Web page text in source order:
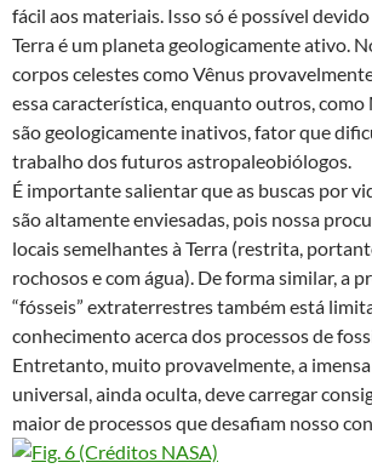
fácil aos materiais. Isso só é possível
Terra é um planeta geologicamente ativo.
corpos celestes como Vênus
essa característica, enquanto outros,
são geologicamente inativos, fator que
trabalho dos futuros astropaleobiólogos.
É importante salientar que as buscas por
são altamente enviesadas, pois nossa
locais semelhantes à Terra (restrita,
rochosos e com água). De forma similar, a
“fósseis” extraterrestres também está
conhecimento acerca dos processos de
Entretanto, muito provavelmente, a
universal, ainda oculta, deve carregar
maior de processos que desafiam nosso